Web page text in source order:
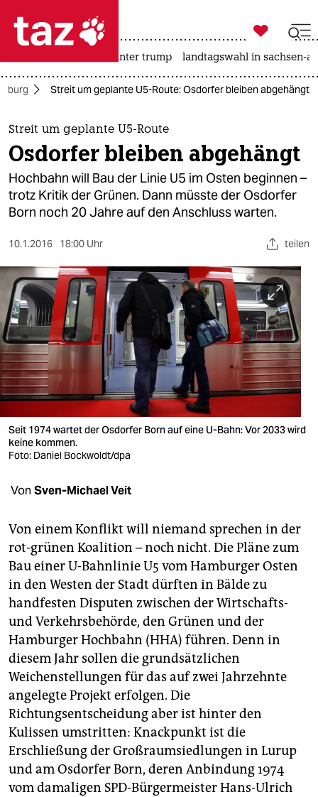
 taz zahl ich
taz zahl ich
themen
politik
öko
sport
berlin
nord
wahrheit
verlag
verlag
shop
fragen & hilfe
unterstützen
abo
genossenschaft
epaper login

taz zahl ich
usa unter trump landtagswahl in sachsen-
Streit um geplante U5-Route: Osdorfer bleiben abgehängt
Streit um geplante U5-Route
Osdorfer bleiben abgehängt
Hochbahn will Bau der Linie U5 im Osten beginnen –
trotz Kritik der Grünen. Dann müsste der Osdorfer
Born noch 20 Jahre auf den Anschluss warten.
10.1.2016 18:00 Uhr teilen
Seit 1974 wartet der Osdorfer Born auf eine U-Bahn: Vor 2033 wird
keine kommen.
Foto: Daniel Bockwoldt/dpa
Von Sven-Michael Veit
Von einem Konflikt will niemand sprechen in der
rot-grünen Koalition – noch nicht. Die Pläne zum
Bau einer U-Bahnlinie U5 vom Hamburger Osten
in den Westen der Stadt dürften in Bälde zu
handfesten Disputen zwischen der Wirtschafts-
und Verkehrsbehörde, den Grünen und der
Hamburger Hochbahn (HHA) führen. Denn in
diesem Jahr sollen die grundsätzlichen
Weichenstellungen für das auf zwei Jahrzehnte
angelegte Projekt erfolgen. Die
Richtungsentscheidung aber ist hinter den
Kulissen umstritten: Knackpunkt ist die
Erschließung der Großraumsiedlungen in Lurup
und am Osdorfer Born, deren Anbindung 1974
vom damaligen SPD-Bürgermeister Hans-Ulrich